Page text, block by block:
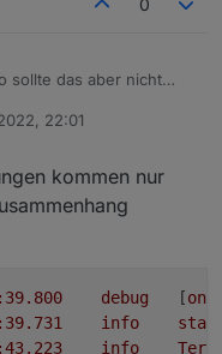
0
sollte das aber nicht
mal stoppen,
Und dann das
ich mal drüber.
22:01
kommen nur
debug
	[
info
info